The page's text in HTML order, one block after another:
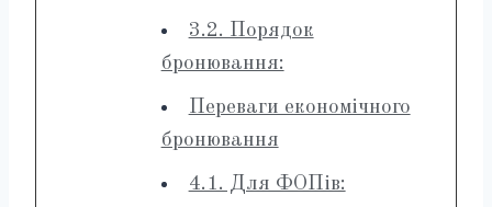
3.2. Порядок
бронювання:
Переваги економічного
бронювання
4.1. Для ФОПів: